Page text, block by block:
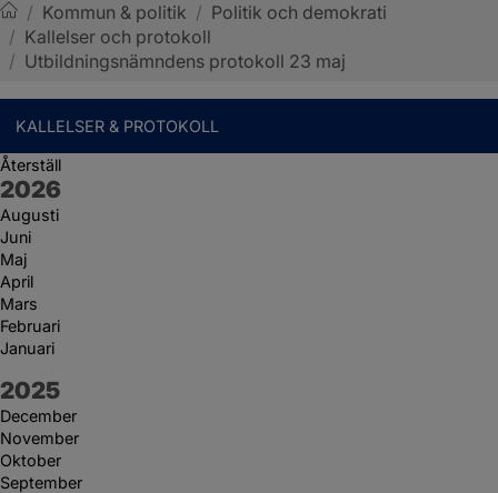
Sotenäs kommun
/ Kommun & politik / Politik och demokrati
/ Kallelser och protokoll
/ Utbildningsnämndens protokoll 23 maj
KALLELSER & PROTOKOLL
Återställ
År:
2026
Augusti
Juni
Maj
April
Mars
Februari
Januari
År:
2025
December
November
Oktober
September